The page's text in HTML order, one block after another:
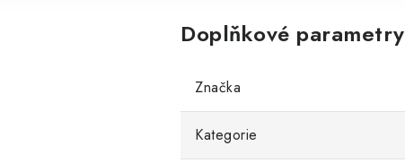
Doplňkové parametry
Značka
Kategorie